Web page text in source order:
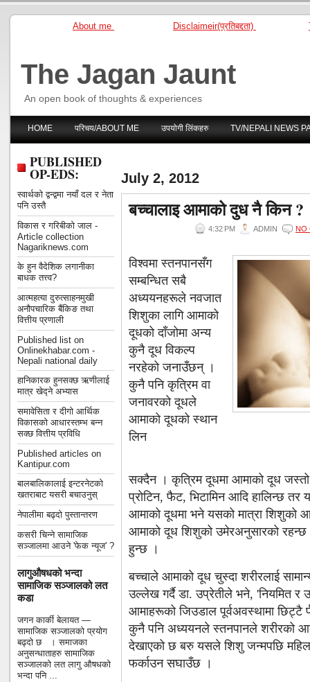
About me Disclaimeir(प्रतिबद्दता)
The Jagan Jaunt
An open book of thoughts & experiences
HOME परिचय/ABOUT ME उपयोगी लिंकहरु TV/NEPALI NEWS
PUBLISHED
OP-EDS:
स्वार्थको द्वन्द्वमा नयाँ दल र नेता
पनि उस्तै
विकास र गरिबीको जाल -
Article collection
Nagariknews.com
के हुन वैदेशिक लगानीका
बाधक तत्त्व?
आत्महत्या दुरुत्साहनमुखी
अनौपचारिक बैंकिङ तथा
वित्तीय प्रणाली
Published list on
Onlinekhabar.com -
Nepali national daily
हानिकारक हुनसक्छ ऋणीलाई
मात्र खेद्ने अभ्यास
समावेसिता र दीगो आर्थिक
विकासको आधारस्तम्भ बन्न
सक्छ वित्तीय प्रविधि
Published articles on
Kantipur.com
बालबालिकालाई इन्टरनेटको
खतराबाट यसरी बचाउनुस्
नेपालीमा बढ्दो पुस्तान्तरण
कसरी चिन्ने सामाजिक
सञ्जालमा आउने 'फेक न्यूज' ?
लागुऔषधको भन्दा
सामाजिक सञ्जालको लत
कडा
जगन कार्की बेलायत —
सामाजिक सञ्जालको प्रयोग
बढ्दो छ । समाजका
अनुसन्धाताहरु सामाजिक
सञ्जालको लत लागु औषधको
भन्दा पनि ...
July 2, 2012
बच्चालाइ आमाको दुध नै किन ?
4:32 PM ADMIN NO
विश्वमा स्तनपानसँग
सम्बन्धित सबै
अध्ययनहरूले नवजात
शिशुका लागि आमाको
दूधको दाँजोमा अन्य
कुनै दूध विकल्प
नरहेको जनाउँछन् ।
कुनै पनि कृत्रिम वा
जनावरको दूधले
आमाको दूधको स्थान
लिन
सक्दैन । कृत्रिम दूधमा आमाको दूध जस्तो
प्रोटिन, फैट, भिटामिन आदि हालिन्छ तर
आमाको दूधमा भने यसको मात्रा शिशुको
आमाको दूध शिशुको उमेरअनुसारको
हुन्छ ।
बच्चाले आमाको दूध चुस्दा शरीरलाई
उल्लेख गर्दै डा. उप्रेतीले भने, 'नियमित र
आमाहरूको जिउडाल पूर्वअवस्थामा
कुनै पनि अध्ययनले स्तनपानले शरीरको
देखाएको छ बरु यसले शिशु जन्मपछि
फर्काउन सघाउँछ ।